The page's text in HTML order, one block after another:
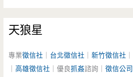
天狼星
專業徵信社 台北徵信社 ｜新竹徵信社
｜高雄徵信社 ｜優良抓姦諮詢｜徵信公司